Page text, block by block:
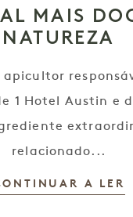
MAIS
NATUREZA
apicultor
1 Hotel Austin e
relacionado...
A LER